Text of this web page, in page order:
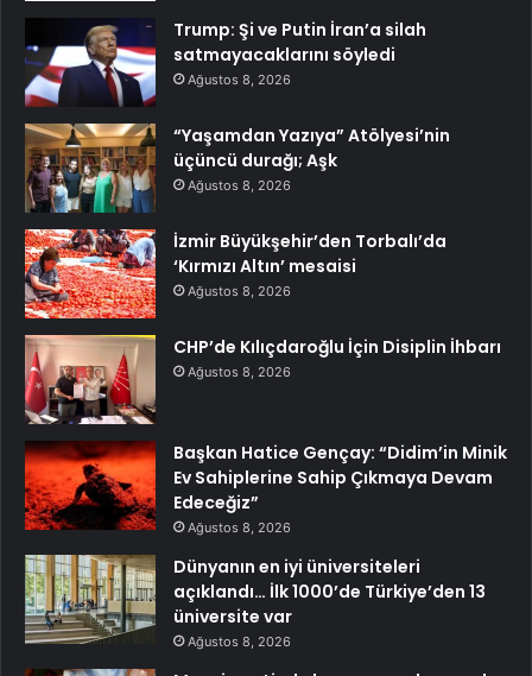
Trump: Şi ve Putin İran’a silah
satmayacaklarını söyledi
Ağustos 8, 2026
“Yaşamdan Yazıya” Atölyesi’nin
üçüncü durağı; Aşk
Ağustos 8, 2026
İzmir Büyükşehir’den Torbalı’da
‘Kırmızı Altın’ mesaisi
Ağustos 8, 2026
CHP’de Kılıçdaroğlu İçin Disiplin İhbarı
Ağustos 8, 2026
Başkan Hatice Gençay: “Didim’in Minik
Ev Sahiplerine Sahip Çıkmaya Devam
Edeceğiz”
Ağustos 8, 2026
Dünyanın en iyi üniversiteleri
açıklandı… İlk 1000’de Türkiye’den 13
üniversite var
Ağustos 8, 2026